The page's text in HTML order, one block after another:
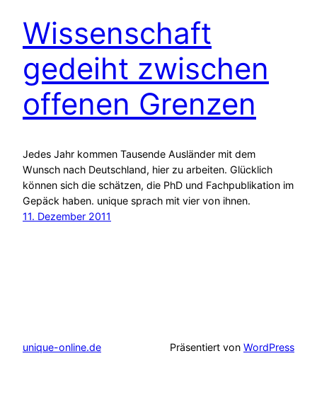
Wissenschaft
gedeiht zwischen
offenen Grenzen
Jedes Jahr kommen Tausende Ausländer mit dem
Wunsch nach Deutschland, hier zu arbeiten. Glücklich
können sich die schätzen, die PhD und Fachpublikation im
Gepäck haben. unique sprach mit vier von ihnen.
11. Dezember 2011
unique-online.de Präsentiert von WordPress